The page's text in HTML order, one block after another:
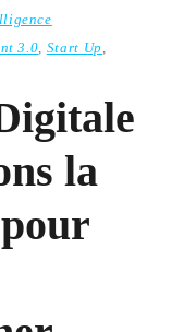
3.0 Start Up
la